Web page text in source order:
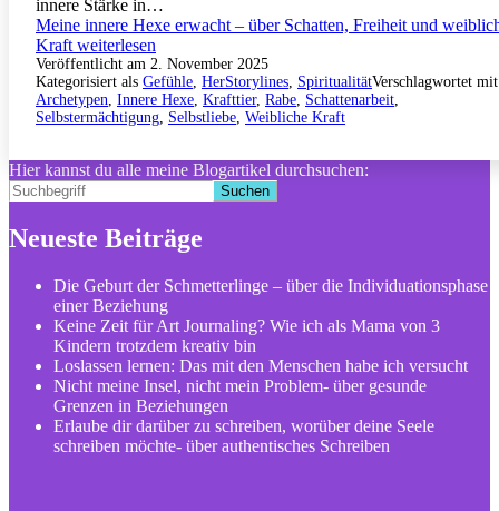
innere Stärke in…
Meine innere Hexe erwacht – über Schatten, Freiheit und
Kraft weiterlesen
Veröffentlicht am 2. November 2025
Kategorisiert als Gefühle, HerStorylines, SpiritualitätVerschlagwortet mit
Archetypen, Innere Hexe, Krafttier, Rabe, Schattenarbeit,
Selbstermächtigung, Selbstliebe, Weibliche Kraft
Hier kannst du alle meine Blogartikel durchsuchen:
Suchen
Neueste Beiträge
Die Geburt der Schmetterlinge – über die Individuationsphase
einer Beziehung
Keine Zeit für Art Journaling? Wie ich als Mama von 3
Kindern trotzdem kreativ bin
Loslassen lernen: Das mit den Menschen habe ich versucht
Nicht meine Insel, nicht mein Problem- über gesunde
Grenzen in Beziehungen
Erlaube dir darüber zu schreiben, worüber deine Seele
schreiben möchte- über authentisches Schreiben